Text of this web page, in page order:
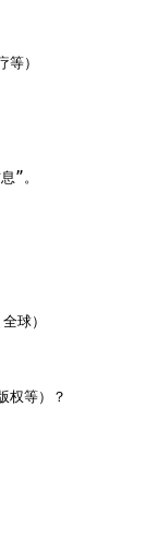
）
”。
球）
权等）？